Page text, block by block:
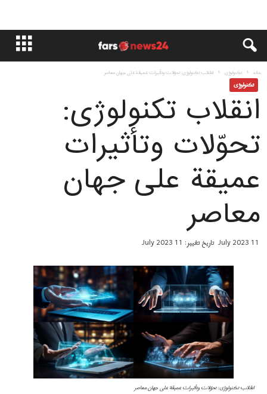
خانه تکنولوژی انقلاب تکنولوژی: تحوّلات وتأثیرات عمیقة على جهان معاصر
تکنولوژی
انقلاب تکنولوژی:
تحوّلات وتأثیرات
عمیقة على جهان
معاصر
11 July 2023 تاریخ تغییر: 11 July 2023
انقلاب تکنولوژی: تحوّلات وتأثیرات عمیقة على جهان معاصر